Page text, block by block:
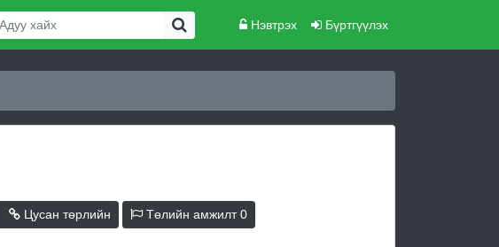
Нэвтрэх Бүртгүүлэх
Цусан төрлийн Төлийн амжилт0